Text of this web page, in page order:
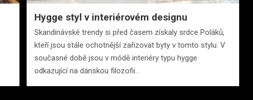
Hygge styl v interiérovém designu
Skandinávské trendy si před časem získaly srdce Poláků,
kteří jsou stále ochotnější zařizovat byty v tomto stylu. V
současné době jsou v módě interiéry typu hygge
odkazující na dánskou filozofii…